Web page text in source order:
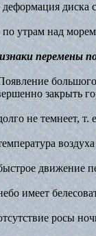
деформация диска
по утрам над
перемены
закрыть
не темнеет,
движение
имеет
росы